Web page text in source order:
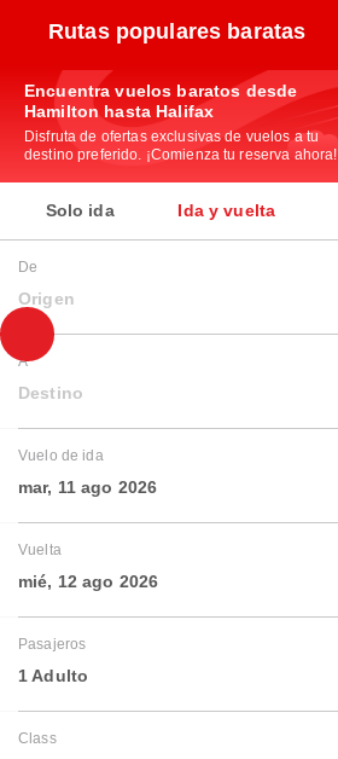
Rutas populares baratas
Encuentra vuelos baratos desde
Hamilton hasta Halifax
Disfruta de ofertas exclusivas de vuelos a tu
destino preferido. ¡Comienza tu reserva ahora!
Solo ida Ida y vuelta
De
Origen
A
Destino
Vuelo de ida
mar, 11 ago 2026
Vuelta
mié, 12 ago 2026
Pasajeros
1 Adulto
Class